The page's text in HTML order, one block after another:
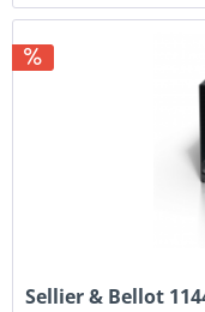
Sellier & Bellot